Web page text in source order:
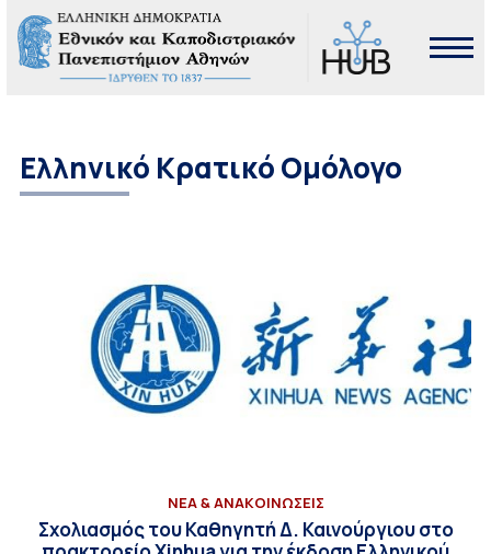
Ελληνικό Κρατικό Ομόλογο
ΝΕΑ & ΑΝΑΚΟΙΝΩΣΕΙΣ
Σχολιασμός του Καθηγητή Δ. Καινούργιου στο